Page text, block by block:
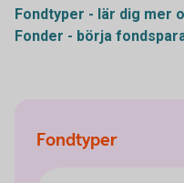
Fondtyper - lär dig mer
Fonder - börja
Fondtyper